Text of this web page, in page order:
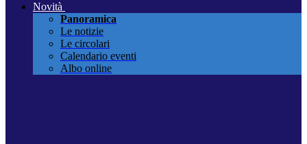
Novità
Panoramica
Le notizie
Le circolari
Calendario eventi
Albo online